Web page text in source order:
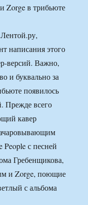
Zorge в трибьюте
написания этого
версий. Важно,
и буквально за
появилось
Прежде всего
кавер
с песней
Гребенщикова,
и Zorge, поющие
с альбома